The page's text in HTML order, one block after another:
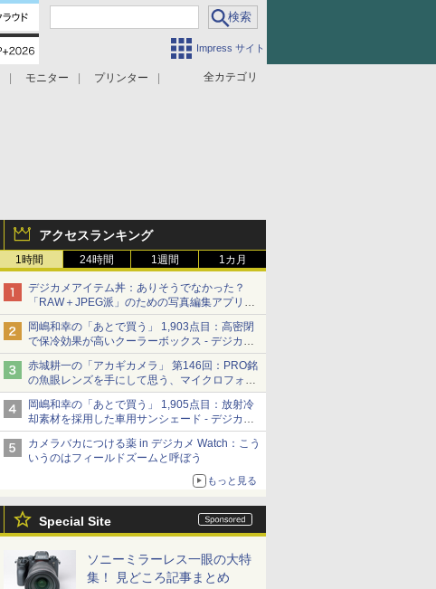
Impress サイト
全カテゴリ
モニター
プリンター
アクセスランキング
1時間 24時間 1週間 1カ月
デジカメアイテム丼：ありそうでなかった？
「RAW＋JPEG派」のための写真編集アプリ
カメラデフォルトのJPEGを大切にする
「Filmator」
岡嶋和幸の「あとで買う」 1,903点目：高密閉
で保冷効果が高いクーラーボックス - デジカメ
Watch
赤城耕一の「アカギカメラ」 第146回：PRO銘
の魚眼レンズを手にして思う、マイクロフォー
サーズへの期待と可能性
岡嶋和幸の「あとで買う」 1,905点目：放射冷
却素材を採用した車用サンシェード - デジカメ
Watch
カメラバカにつける薬 in デジカメ Watch：こう
いうのはフィールドズームと呼ぼう
もっと見る
Special Site
ソニーミラーレス一眼の大特
集！ 見どころ記事まとめ